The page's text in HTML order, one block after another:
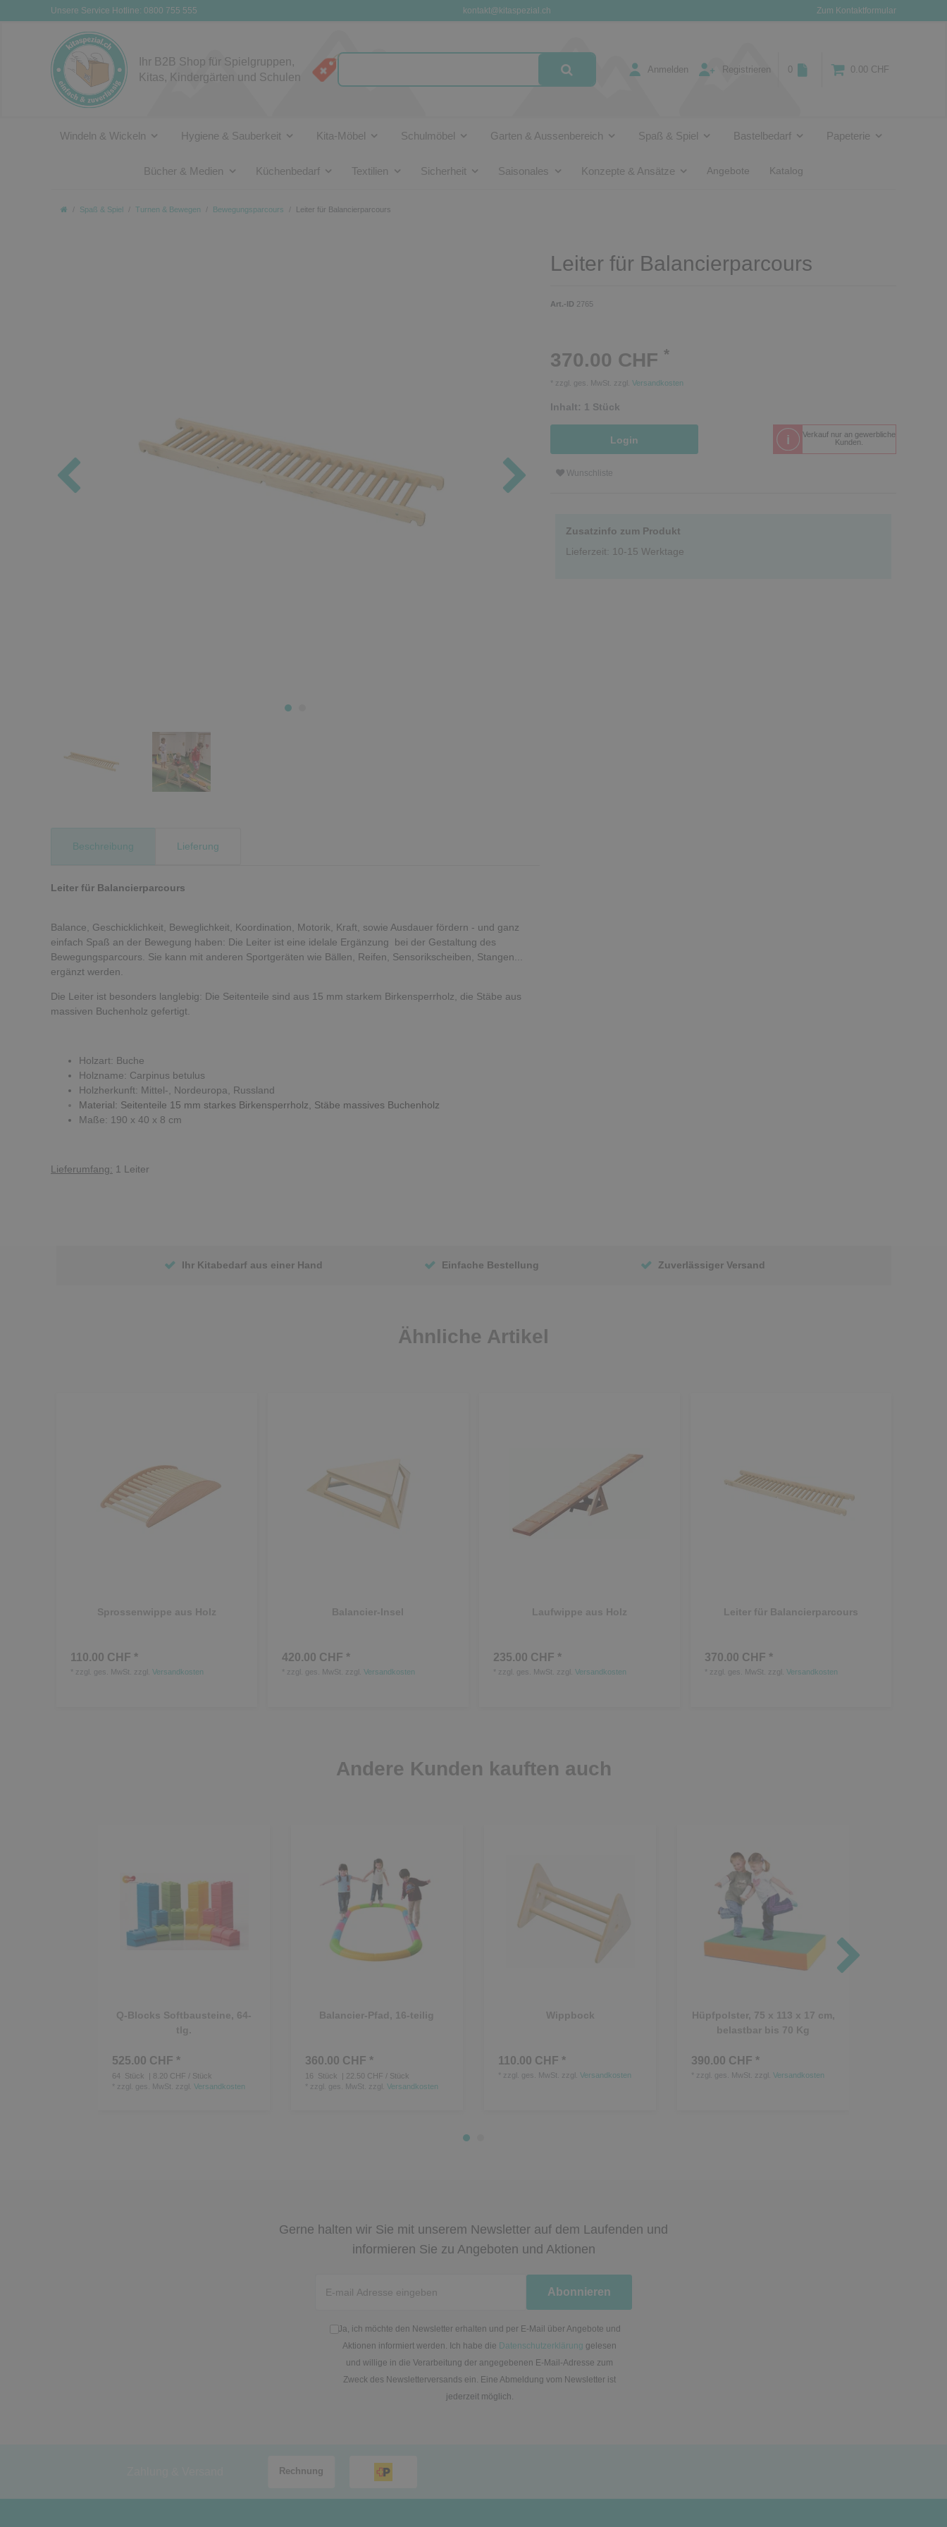
Unsere Service Hotline: 0800 755 555 kontakt@kitaspezial.ch Zum Kontaktformular
Ihr B2B Shop für Spielgruppen,
Kitas, Kindergärten und Schulen
Anmelden Registrieren 0 0.00 CHF
Windeln & Wickeln Hygiene & Sauberkeit Kita-Möbel Schulmöbel Garten & Aussenbereich Spaß & Spiel Bastelbedarf Papeterie
Bücher & Medien Küchenbedarf Textilien Sicherheit Saisonales Konzepte & Ansätze Angebote Katalog
Spaß & Spiel Turnen & Bewegen Bewegungsparcours Leiter für Balancierparcours
Leiter für Balancierparcours
Art.-ID 2765
370.00 CHF *
* zzgl. ges. MwSt. zzgl. Versandkosten
Inhalt: 1 Stück
Login
Verkauf nur an gewerbliche
Kunden.
Wunschliste
Zusatzinfo zum Produkt
Lieferzeit: 10-15 Werktage
Beschreibung Lieferung
Leiter für Balancierparcours
Balance, Geschicklichkeit, Beweglichkeit, Koordination, Motorik, Kraft, sowie Ausdauer fördern - und ganz
einfach Spaß an der Bewegung haben: Die Leiter ist eine idelale Ergänzung bei der Gestaltung des
Bewegungsparcours. Sie kann mit anderen Sportgeräten wie Bällen, Reifen, Sensorikscheiben, Stangen...
ergänzt werden.
Die Leiter ist besonders langlebig: Die Seitenteile sind aus 15 mm starkem Birkensperrholz, die Stäbe aus
massiven Buchenholz gefertigt.
Holzart: Buche
Holzname: Carpinus betulus
Holzherkunft: Mittel-, Nordeuropa, Russland
Material: Seitenteile 15 mm starkes Birkensperrholz, Stäbe massives Buchenholz
Maße: 190 x 40 x 8 cm
Lieferumfang: 1 Leiter
Ihr Kitabedarf aus einer Hand Einfache Bestellung Zuverlässiger Versand
Ähnliche Artikel
Sprossenwippe aus Holz
110.00 CHF *
zzgl. ges. MwSt. zzgl. Versandkosten
Balancier-Insel
420.00 CHF *
zzgl. ges. MwSt. zzgl. Versandkosten
Laufwippe aus Holz
235.00 CHF *
zzgl. ges. MwSt. zzgl. Versandkosten
Leiter für Balancierparcours
370.00 CHF *
zzgl. ges. MwSt. zzgl. Versandkosten
Andere Kunden kauften auch
Q-Blocks Softbausteine, 64-
tlg.
525.00 CHF *
64 Stück
| 8.20 CHF / Stück
zzgl. ges. MwSt. zzgl. Versandkosten
Balancier-Pfad, 16-teilig
360.00 CHF *
16 Stück
| 22.50 CHF / Stück
zzgl. ges. MwSt. zzgl. Versandkosten
Wippbock
110.00 CHF *
zzgl. ges. MwSt. zzgl. Versandkosten
Hüpfpolster, 75 x 113 x 17 cm,
belastbar bis 70 Kg
390.00 CHF *
zzgl. ges. MwSt. zzgl.Versandkosten
Gerne halten wir Sie mit unserem Newsletter auf dem Laufenden und
informieren Sie zu Angeboten und Aktionen
Honig
Abonnieren
Ja, ich möchte den Newsletter erhalten und per E-Mail über Angebote und
Aktionen informiert werden. Ich habe die Datenschutzerklärung gelesen
und willige in die Verarbeitung der angegebenen E-Mail-Adresse zum
Zweck des Newsletterversands ein. Eine Abmeldung vom Newsletter ist
jederzeit möglich.